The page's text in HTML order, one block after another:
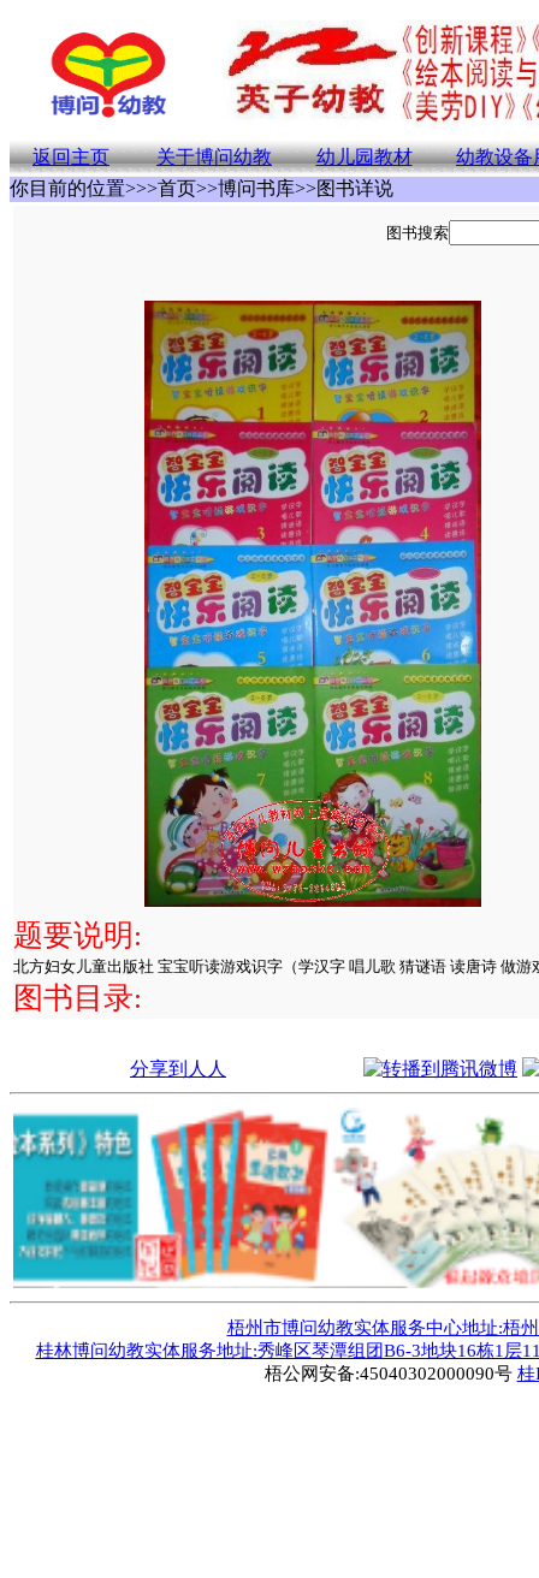
返回主页 关于博问幼教 幼儿园教材
幼教设备
你目前的位置>>>首页>>博问书库>>图书详说
图书搜索
题要说明:
北方妇女儿童出版社 宝宝听读游戏识字（学汉字 唱儿歌 猜谜语 读唐诗 做
图书目录:
分享到人人
梧州市博问幼教实体服务中心地址:梧
桂林博问幼教实体服务地址:秀峰区琴潭组团B6-3地块16栋1层
梧公网安备:45040302000090号 桂